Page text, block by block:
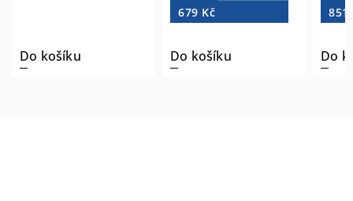
Do košíku
679 Kč
Do košíku
851
Do